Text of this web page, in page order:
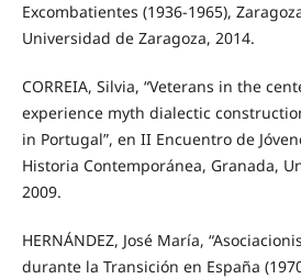
Excombatientes (1936-1965),
Universidad de Zaragoza, 2014.
CORREIA, Silvia, “Veterans in the
experience myth dialectic
in Portugal”, en II Encuentro de
Historia Contemporánea, Granada,
2009.
HERNÁNDEZ, José María,
durante la Transición en España